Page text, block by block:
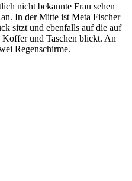
nicht bekannte Frau sehen
In der Mitte ist Meta Fischer
sitzt und ebenfalls auf die auf
Koffer und Taschen blickt. An
Regenschirme.